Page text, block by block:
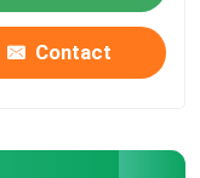
Contact